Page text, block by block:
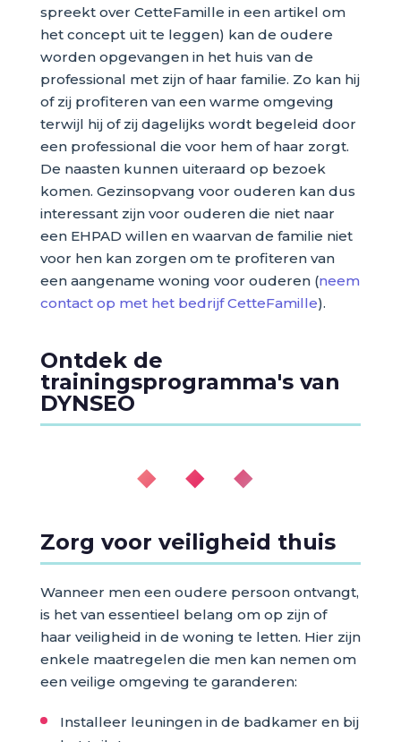
spreekt over CetteFamille in een artikel om
het concept uit te leggen) kan de oudere
worden opgevangen in het huis van de
professional met zijn of haar familie. Zo kan hij
of zij profiteren van een warme omgeving
terwijl hij of zij dagelijks wordt begeleid door
een professional die voor hem of haar zorgt.
De naasten kunnen uiteraard op bezoek
komen. Gezinsopvang voor ouderen kan dus
interessant zijn voor ouderen die niet naar
een EHPAD willen en waarvan de familie niet
voor hen kan zorgen om te profiteren van
een aangename woning voor ouderen (neem
contact op met het bedrijf CetteFamille).
Ontdek de
trainingsprogramma's van
DYNSEO
◆ ◆ ◆
Zorg voor veiligheid thuis
Wanneer men een oudere persoon ontvangt,
is het van essentieel belang om op zijn of
haar veiligheid in de woning te letten. Hier zijn
enkele maatregelen die men kan nemen om
een veilige omgeving te garanderen:
Installeer leuningen in de badkamer en bij